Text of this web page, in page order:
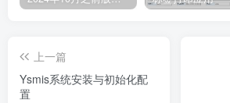
上一篇
Ysmis系统安装与初始化配
置